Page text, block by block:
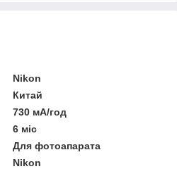
Nikon
Китай
730 мА/год
6 міс
Для фотоапарата
Nikon